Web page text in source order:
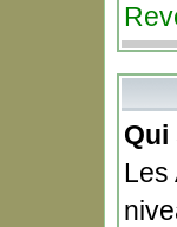
Qui
Les